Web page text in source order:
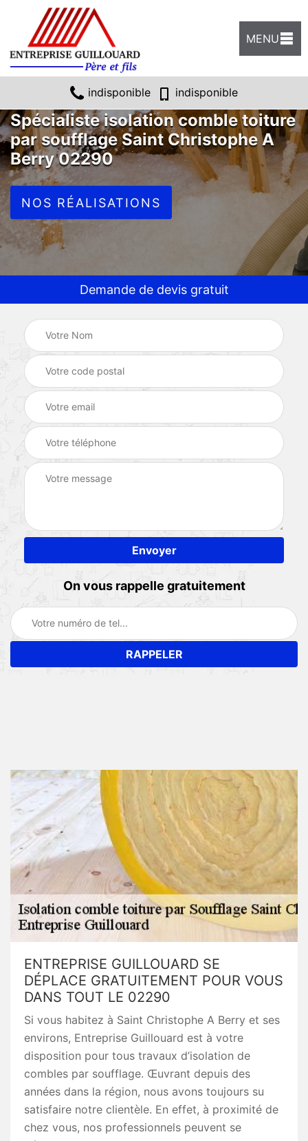
MENU
indisponible indisponible
Spécialiste isolation comble toiture
par soufflage Saint Christophe A
Berry 02290
NOS RÉALISATIONS
Demande de devis gratuit
On vous rappelle gratuitement
ENTREPRISE GUILLOUARD SE
DÉPLACE GRATUITEMENT POUR VOUS
DANS TOUT LE 02290
Si vous habitez à Saint Christophe A Berry et ses
environs, Entreprise Guillouard est à votre
disposition pour tous travaux d’isolation de
combles par soufflage. Œuvrant depuis des
années dans la région, nous avons toujours su
satisfaire notre clientèle. En effet, à proximité de
chez vous, nos professionnels peuvent se